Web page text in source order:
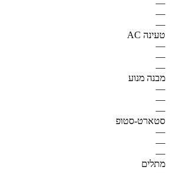
—
—
—
טעינה AC
—
—
—
מבנה מנוע
—
—
—
סטארט-סטופ
—
—
—
מתלים